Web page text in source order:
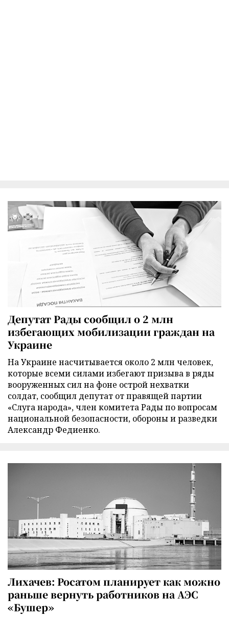
Депутат Рады сообщил о 2 млн
избегающих мобилизации граждан на
Украине
На Украине насчитывается около 2 млн человек,
которые всеми силами избегают призыва в ряды
вооруженных сил на фоне острой нехватки
солдат, сообщил депутат от правящей партии
«Слуга народа», член комитета Рады по вопросам
национальной безопасности, обороны и разведки
Александр Федиенко.
Лихачев: Росатом планирует как можно
раньше вернуть работников на АЭС
«Бушер»